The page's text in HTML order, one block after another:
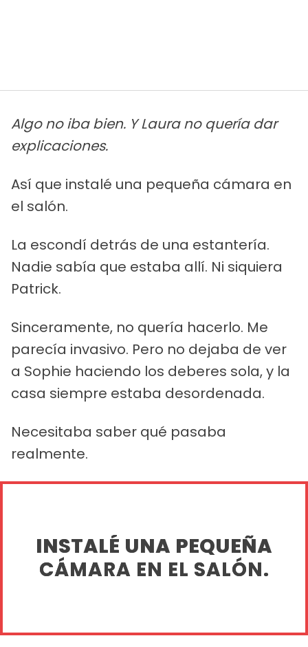
Algo no iba bien. Y Laura no quería dar
explicaciones.
Así que instalé una pequeña cámara en
el salón.
La escondí detrás de una estantería.
Nadie sabía que estaba allí. Ni siquiera
Patrick.
Sinceramente, no quería hacerlo. Me
parecía invasivo. Pero no dejaba de ver
a Sophie haciendo los deberes sola, y la
casa siempre estaba desordenada.
Necesitaba saber qué pasaba
realmente.
INSTALÉ UNA PEQUEÑA
CÁMARA EN EL SALÓN.